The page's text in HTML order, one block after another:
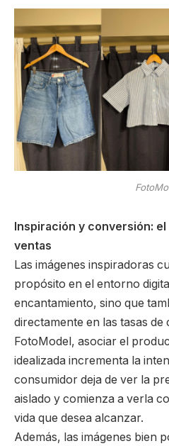
Inspiración y conversión:
ventas
Las imágenes inspiradoras
propósito en el entorno
encantamiento, sino que
directamente en las tasas
FotoModel, asociar el
idealizada incrementa la
consumidor deja de ver la
aislado y comienza a verla
vida que desea alcanzar.
Además, las imágenes bien